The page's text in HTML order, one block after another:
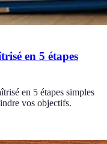
en 5 étapes
en 5 étapes simples
vos objectifs.